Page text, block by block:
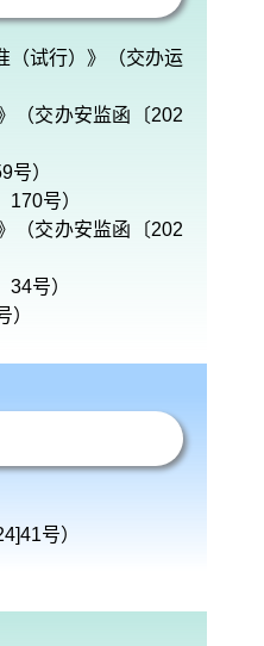
（试行）》（交办运
（交办安监函〔202
号）
号）
（交办安监函〔202
号）
）
号）